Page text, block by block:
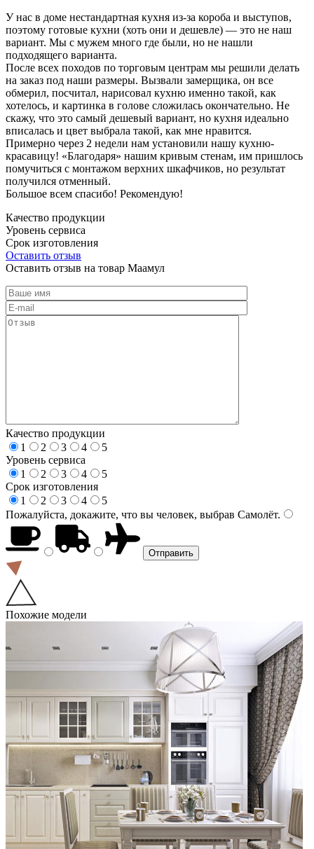
У нас в доме нестандартная кухня из-за короба и выступов,
поэтому готовые кухни (хоть они и дешевле) — это не наш
вариант. Мы с мужем много где были, но не нашли
подходящего варианта.
После всех походов по торговым центрам мы решили делать
на заказ под наши размеры. Вызвали замерщика, он все
обмерил, посчитал, нарисовал кухню именно такой, как
хотелось, и картинка в голове сложилась окончательно. Не
скажу, что это самый дешевый вариант, но кухня идеально
вписалась и цвет выбрала такой, как мне нравится.
Примерно через 2 недели нам установили нашу кухню-
красавицу! «Благодаря» нашим кривым стенам, им пришлось
помучиться с монтажом верхних шкафчиков, но результат
получился отменный.
Большое всем спасибо! Рекомендую!
Качество продукции
Уровень сервиса
Срок изготовления
Оставить отзыв
Оставить отзыв на товар Маамул
Качество продукции
1
2 3 4
5
Уровень сервиса
1
2 3 4
5
Срок изготовления
1
2 3 4
5
Пожалуйста, докажите, что вы человек, выбрав Самолёт.
Похожие модели